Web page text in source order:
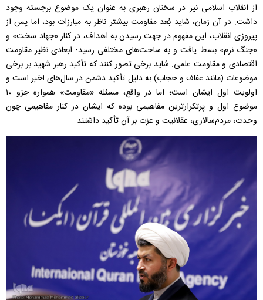
از انقلاب اسلامی نیز در سخنان رهبری به عنوان یک موضوع برجسته وجود
داشت. در آن زمان، شاید بُعد مقاومت بیشتر ناظر به مبارزات بود، اما پس از
پیروزی انقلاب، این مفهوم در جهت رسیدن به اهداف، در کنار «جهاد سخت» و
«جنگ نرم» بسط یافت و به ساحت‌های مختلفی رسید؛ ابعادی نظیر مقاومت
اقتصادی و مقاومت علمی. شاید برخی تصور کنند که تأکید رهبر شهید بر برخی
موضوعات (مانند عفاف و حجاب) به دلیل تأکید دشمن در سال‌های اخیر است و
اولویت اول ایشان است؛ اما در واقع، مسئله «مقاومت» همواره جزو ۱۰
موضوع اول و پرتکرارترین مفاهیمی بوده که ایشان در کنار مفاهیمی چون
وحدت، مردم‌سالاری، عقلانیت و عزت بر آن تأکید داشتند.